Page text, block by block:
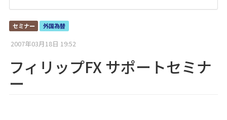
セミナー 外国為替
2007年03月18日 19:52
フィリップFX サポートセミナ
ー